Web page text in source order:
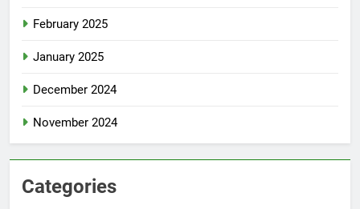
February 2025
January 2025
December 2024
November 2024
Categories